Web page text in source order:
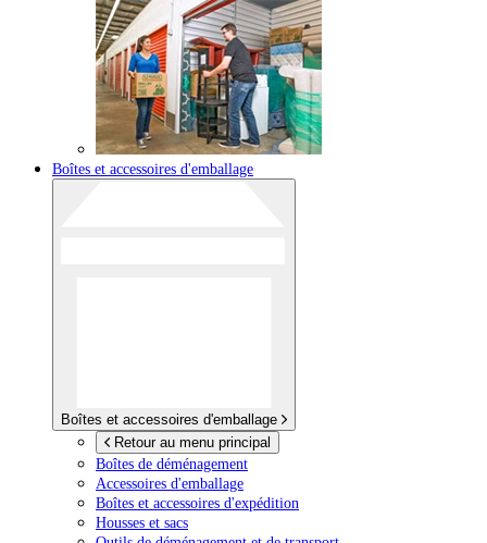
Boîtes et accessoires d'emballage
Boîtes et accessoires d'emballage
Retour au menu principal
Boîtes de déménagement
Accessoires d'emballage
Boîtes et accessoires d'expédition
Housses et sacs